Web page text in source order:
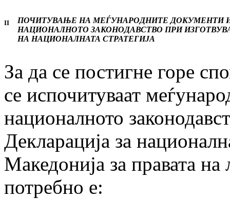
II
ПОЧИТУВАЊЕ НА МЕЃУНАРОДНИТЕ ДОКУМЕНТИ
НАЦИОНАЛНОТО ЗАКОНОДАВСТВО ПРИ
НА НАЦИОНАЛНАТА СТРАТЕГИЈА
За да се постигне горе
се испочитуваат
националното
Декларација за
Македонија за правата
потребно е: